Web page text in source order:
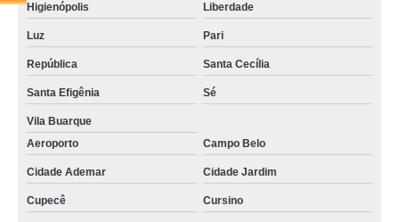
curso cfc primeira habilitação Vila Mascote
cursos de reciclar cfc Liberdade
curso teórico cfc Vila Moraes
curso de reciclagem cfc orçar Jardim da Saúde
onde faz curso cfc para renovação de habilitação Santa Efigênia
valor de curso cfc reciclagem Heliópolis
Higienópolis Liberdade
Luz Pari
República Santa Cecília
Santa Efigênia Sé
Vila Buarque
Aeroporto
Campo Belo
Cidade Ademar Cidade Jardim
Cupecê Cursino